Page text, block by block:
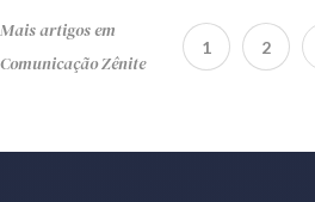
Mais artigos em
Comunicação Zênite
1 2